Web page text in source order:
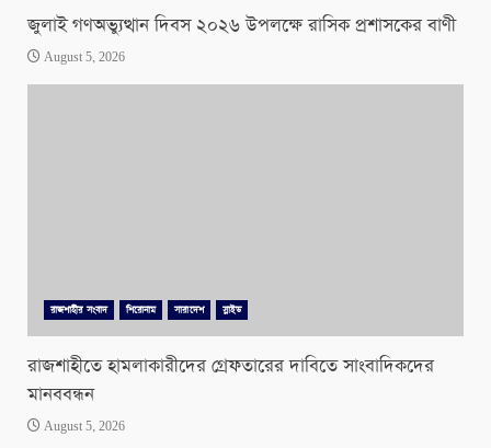
জুলাই গণঅভ্যুত্থান দিবস ২০২৬ উপলক্ষে রাসিক প্রশাসকের বাণী
August 5, 2026
রাজশাহীর সংবাদ শিরোনাম সারাদেশ স্লাইড
রাজশাহীতে হামলাকারীদের গ্রেফতারের দাবিতে সাংবাদিকদের
মানববন্ধন
August 5, 2026